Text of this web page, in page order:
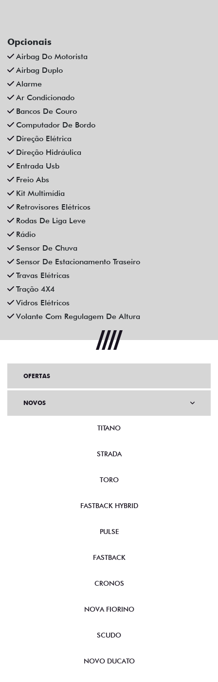
Opcionais
Airbag Do Motorista
Airbag Duplo
Alarme
Ar Condicionado
Bancos De Couro
Computador De Bordo
Direção Elétrica
Direção Hidráulica
Entrada Usb
Freio Abs
Kit Multimídia
Retrovisores Elétricos
Rodas De Liga Leve
Rádio
Sensor De Chuva
Sensor De Estacionamento Traseiro
Travas Elétricas
Tração 4X4
Vidros Elétricos
Volante Com Regulagem De Altura
OFERTAS
NOVOS
TITANO
STRADA
TORO
FASTBACK HYBRID
PULSE
FASTBACK
CRONOS
NOVA FIORINO
SCUDO
NOVO DUCATO